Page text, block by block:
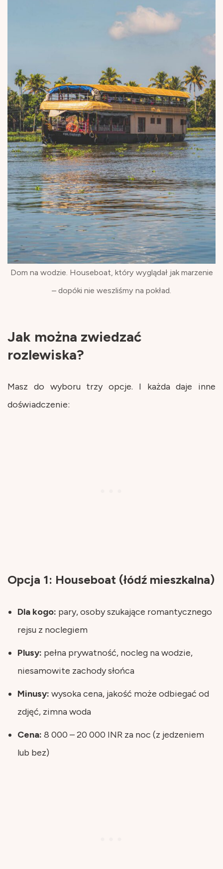
Dom na wodzie. Houseboat, który wyglądał jak marzenie
– dopóki nie weszliśmy na pokład.
Jak można zwiedzać
rozlewiska?
Masz do wyboru trzy opcje. I każda daje inne
doświadczenie:
Opcja 1: Houseboat (łódź mieszkalna)
Dla kogo: pary, osoby szukające romantycznego
rejsu z noclegiem
Plusy: pełna prywatność, nocleg na wodzie,
niesamowite zachody słońca
Minusy: wysoka cena, jakość może odbiegać od
zdjęć, zimna woda
Cena: 8 000 – 20 000 INR za noc (z jedzeniem
lub bez)